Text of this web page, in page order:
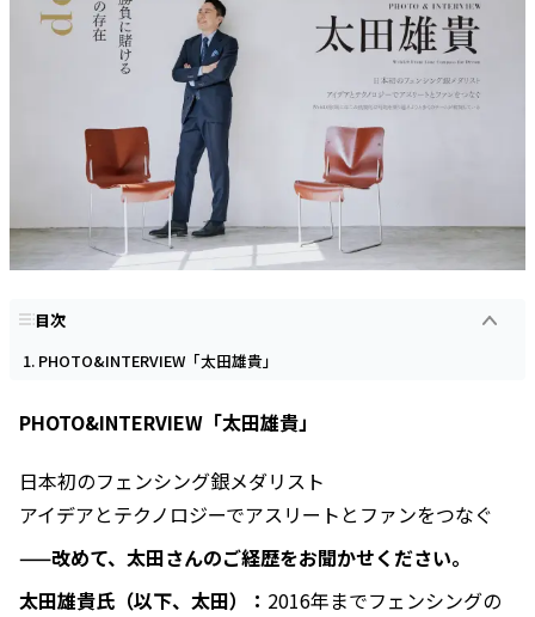
目次
PHOTO&INTERVIEW「太田雄貴」
PHOTO&INTERVIEW「太田雄貴」
日本初のフェンシング銀メダリスト
アイデアとテクノロジーでアスリートとファンをつなぐ
——改めて、太田さんのご経歴をお聞かせください。
太田雄貴氏（以下、太田）： 2016年までフェンシングの